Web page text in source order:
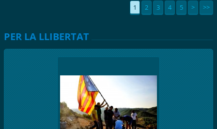
1 2 3 4 5 > >>
PER LA LLIBERTAT